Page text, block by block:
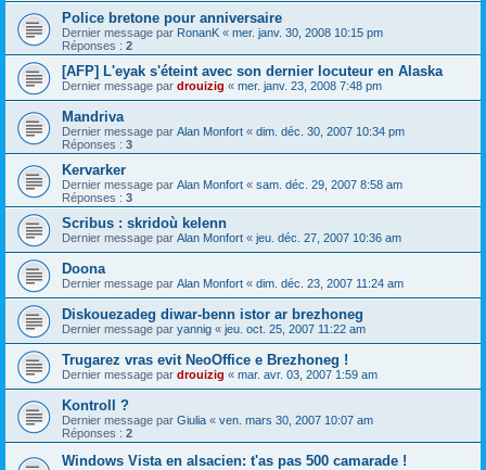
Police bretone pour anniversaire
Dernier message par RonanK « mer. janv. 30, 2008 10:15 pm
Réponses : 2
[AFP] L'eyak s'éteint avec son dernier locuteur en Alaska
Dernier message par drouizig « mer. janv. 23, 2008 7:48 pm
Mandriva
Dernier message par Alan Monfort « dim. déc. 30, 2007 10:34 pm
Réponses : 3
Kervarker
Dernier message par Alan Monfort « sam. déc. 29, 2007 8:58 am
Réponses : 3
Scribus : skridoù kelenn
Dernier message par Alan Monfort « jeu. déc. 27, 2007 10:36 am
Doona
Dernier message par Alan Monfort « dim. déc. 23, 2007 11:24 am
Diskouezadeg diwar-benn istor ar brezhoneg
Dernier message par yannig « jeu. oct. 25, 2007 11:22 am
Trugarez vras evit NeoOffice e Brezhoneg !
Dernier message par drouizig « mar. avr. 03, 2007 1:59 am
Kontroll ?
Dernier message par Giulia « ven. mars 30, 2007 10:07 am
Réponses : 2
Windows Vista en alsacien: t'as pas 500 camarade !